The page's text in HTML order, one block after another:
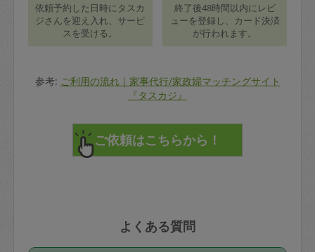
依頼予約した日時にタスカ
ジさんを迎え入れ、サービ
スを受ける。
終了後48時間以内にレビ
ューを登録し、カード決済
が行われます。
参考: ご利用の流れ｜家事代行/家政婦マッチングサイト
『タスカジ』
よくある質問